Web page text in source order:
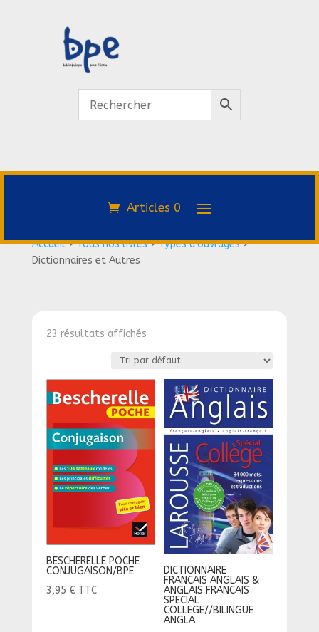
Articles 0
Accueil>Tous nos livres>Types d'ouvrages>
Dictionnaires et Autres
23 résultats affichés
BESCHERELLE POCHE
CONJUGAISON/BPE
3,95 € TTC
DICTIONNAIRE
FRANCAIS ANGLAIS &
ANGLAIS FRANCAIS
SPECIAL
COLLEGE//BILINGUE
ANGLA